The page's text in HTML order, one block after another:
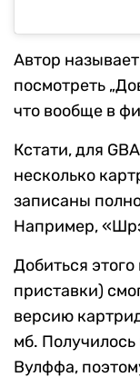
Автор
посмотреть
что вообще в
Кстати, для
несколько
записаны
Например,
Добиться
приставки)
версию
мб. Получилось
Вулффа,